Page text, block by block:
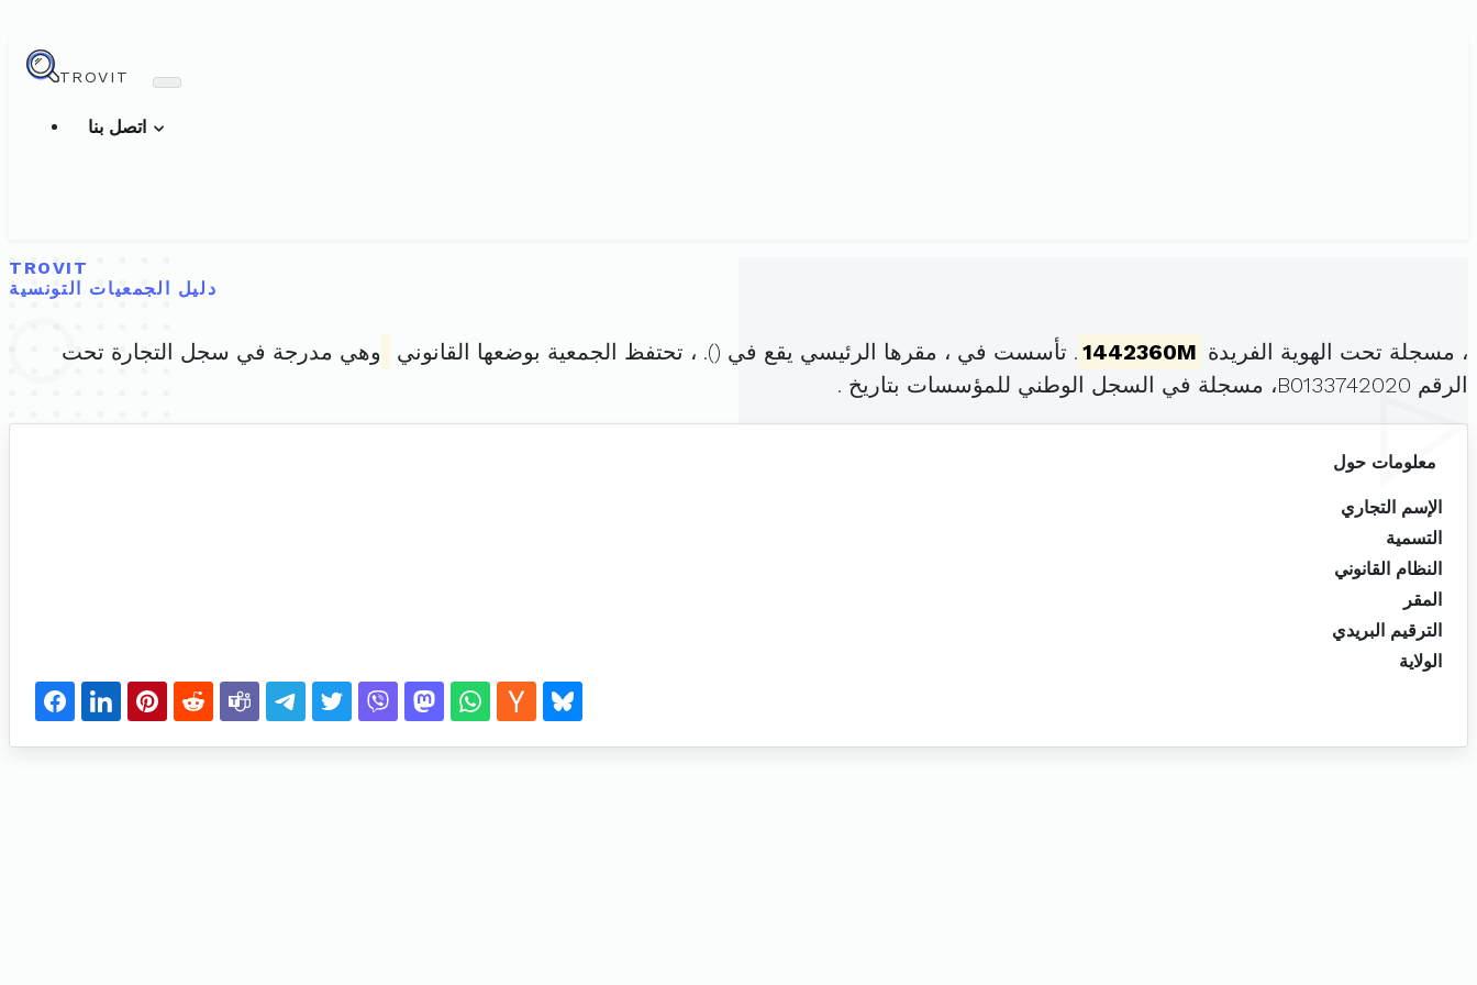
TROVIT
TROVIT
دليل الجمعيات التونسية
، مسجلة تحت الهوية الفريدة 1442360M . تأسست في ، مقرها الرئيسي يقع في (). ، تحتفظ الجمعية بوضعها القانوني
وهي مدرجة في سجل التجارة تحت
الرقم B0133742020، مسجلة في السجل الوطني للمؤسسات بتاريخ .
معلومات حول
الإسم التجاري
التسمية
النظام القانوني
المقر
الترقيم البريدي
الولاية